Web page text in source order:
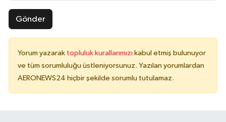
Gönder
Yorum yazarak topluluk kurallarımızı kabul etmiş bulunuyor
ve tüm sorumluluğu üstleniyorsunuz. Yazılan yorumlardan
AERONEWS24 hiçbir şekilde sorumlu tutulamaz.